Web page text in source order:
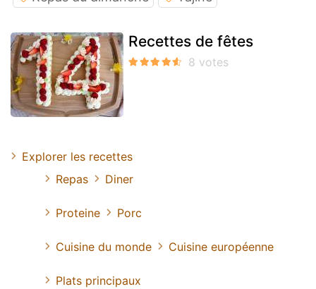
Recettes de fêtes
Explorer les recettes
Repas
Diner
Proteine Porc
Cuisine du monde Cuisine européenne
Plats principaux